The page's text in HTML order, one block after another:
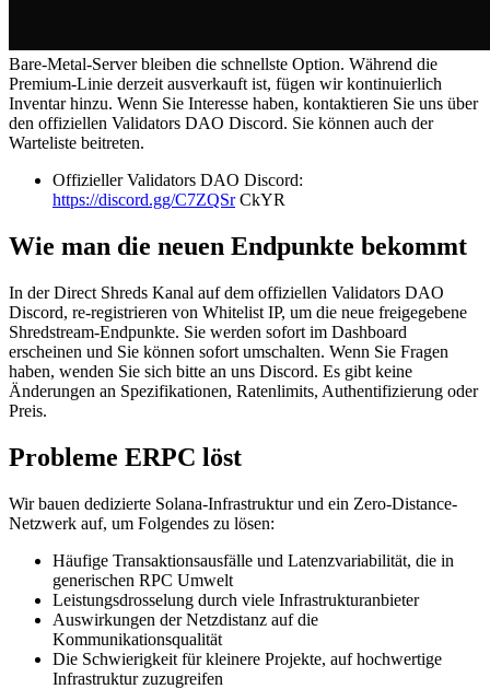
Bare-Metal-Server bleiben die schnellste Option. Während die
Premium-Linie derzeit ausverkauft ist, fügen wir kontinuierlich
Inventar hinzu. Wenn Sie Interesse haben, kontaktieren Sie uns über
den offiziellen Validators DAO Discord. Sie können auch der
Warteliste beitreten.
Offizieller Validators DAO Discord:
https://discord.gg/C7ZQSrCkYR
Wie man die neuen Endpunkte bekommt
In der Direct Shreds Kanal auf dem offiziellen Validators DAO
Discord, re-registrieren von Whitelist IP, um die neue freigegebene
Shredstream-Endpunkte. Sie werden sofort im Dashboard
erscheinen und Sie können sofort umschalten. Wenn Sie Fragen
haben, wenden Sie sich bitte an uns Discord. Es gibt keine
Änderungen an Spezifikationen, Ratenlimits, Authentifizierung oder
Preis.
Probleme ERPC löst
Wir bauen dedizierte Solana-Infrastruktur und ein Zero-Distance-
Netzwerk auf, um Folgendes zu lösen:
Häufige Transaktionsausfälle und Latenzvariabilität, die in
generischen RPC Umwelt
Leistungsdrosselung durch viele Infrastrukturanbieter
Auswirkungen der Netzdistanz auf die
Kommunikationsqualität
Die Schwierigkeit für kleinere Projekte, auf hochwertige
Infrastruktur zuzugreifen